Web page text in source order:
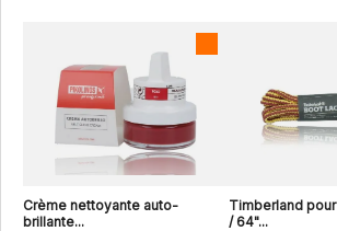
Crème nettoyante auto-
brillante...
Timberland
/ 64"...